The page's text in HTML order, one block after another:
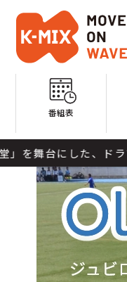
番組表
た、ドラマ仕立て